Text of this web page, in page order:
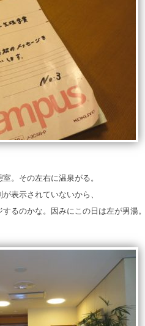
。その左右に温泉がる。
表示されていないから、
るのかな。因みにこの日は左が男湯。